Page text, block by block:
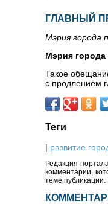
ГЛАВНЫЙ
Мэрия города
Мэрия города
Такое
с продлением
Теги
| развитие
Редакция
комментарии,
теме